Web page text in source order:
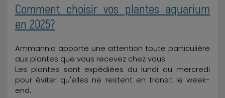
Comment choisir vos plantes aquarium
en 2025?
Ammannia apporte une attention toute particulière
aux plantes que vous recevez chez vous.
Les plantes sont expédiées du lundi au mercredi
pour éviter qu'elles ne restent en transit le week-
end.